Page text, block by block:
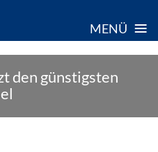
MENÜ ≡
den günstigsten